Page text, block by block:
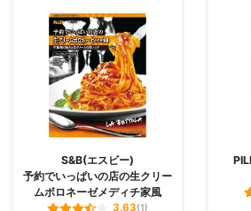
S&B(エスビー)
予約でいっぱいの店の生クリー
ムボロネーゼメディチ家風
3.63(1)